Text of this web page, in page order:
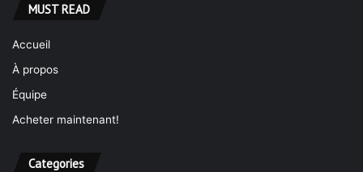
MUST READ
Accueil
À propos
Équipe
Acheter maintenant!
Categories